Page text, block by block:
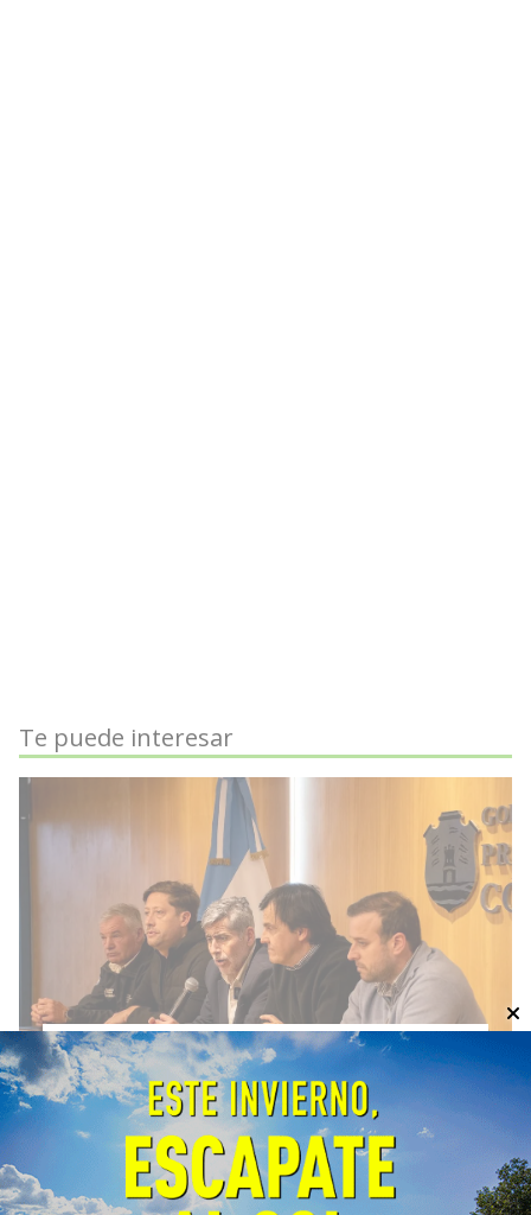
Te puede interesar
Córdoba fortalece la prevención
y respuesta ante el fenómeno El
Niño
EcoObjetivo
General
06/08/2026
La Provincia y la Nación coordinaron